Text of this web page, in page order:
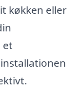
køkken eller
et